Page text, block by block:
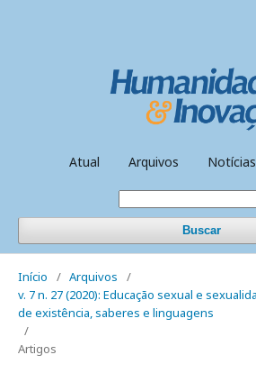
Atual Arquivos Notícias
Buscar
Início / Arquivos
/
v. 7 n. 27 (2020): Educação sexual e
de existência, saberes e linguagens
/
Artigos